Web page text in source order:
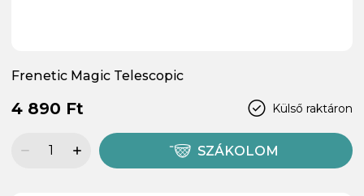
Frenetic Magic Telescopic
Külső raktáron
4 890 Ft
SZÁKOLOM